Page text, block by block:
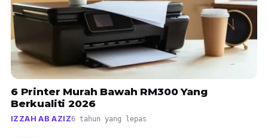
6 Printer Murah Bawah RM300 Yang
Berkualiti 2026
IZZAH AB AZIZ6 tahun yang lepas